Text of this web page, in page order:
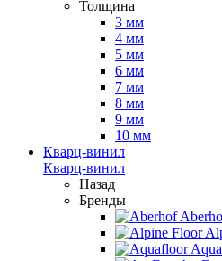
Толщина
3 мм
4 мм
5 мм
6 мм
7 мм
8 мм
9 мм
10 мм
Кварц-винил
Кварц-винил
Назад
Бренды